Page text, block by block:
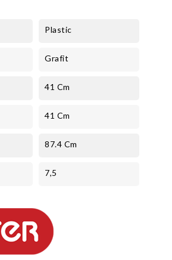
Plastic
Grafit
41 Cm
41 Cm
87.4 Cm
7,5